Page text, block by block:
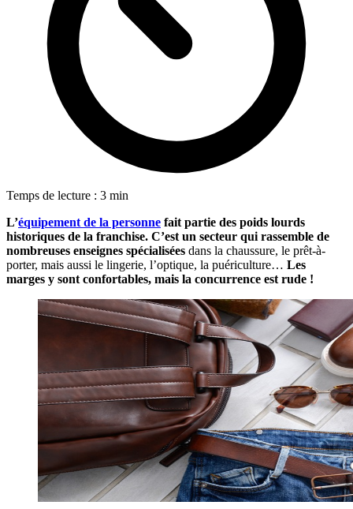
Temps de lecture : 3 min
L’équipement de la personne fait partie des poids lourds
historiques de la franchise. C’est un secteur qui rassemble de
nombreuses enseignes spécialisées dans la chaussure, le prêt-à-
porter, mais aussi le lingerie, l’optique, la puériculture… Les
marges y sont confortables, mais la concurrence est rude !